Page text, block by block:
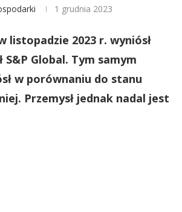
1 grudnia 2023
listopadzie 2023 r. wyniósł
S&P Global. Tym samym
w porównaniu do stanu
Przemysł jednak nadal jest